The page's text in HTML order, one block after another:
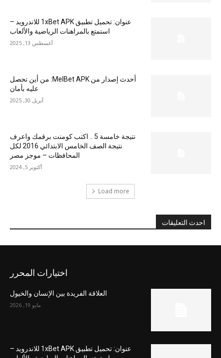
عنوان: تحميل تطبيق 1xBet APK للاندرويد –
استمتع بالمراهنات الرياضية والألعاب
أغسطس 13, 2025
أحدث إصدار من MelBet APK: من أين تحصل
عليه بأمان
أبريل 30, 2025
نتيجة خامسة 5 .. اكتب كومنت برقمك واعرف
نتيجة الصف الخامس الابتدائي 2016 لكل
المحافظات – موجز مصر
أكتوبر 5, 2024
Load more
احدث التعليقات
اختيارات المحرر
العلاقة الفريدة بين الإنسان والخيول
مايو 19, 2026
عنوان: تحميل تطبيق 1xBet APK للاندرويد –